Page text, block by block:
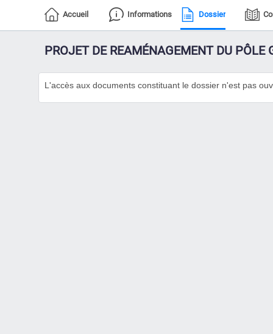
Accueil Informations Dossier
PROJET DE REAMÉNAGEMENT DU PÔLE
L'accès aux documents constituant le dossier n'est pas